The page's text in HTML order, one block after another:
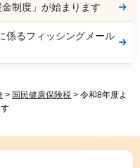
制度」が始まります
係るフィッシングメール
> 国民健康保険税 > 令和8年度よ